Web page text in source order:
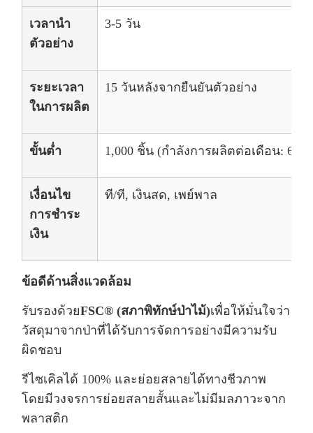
เวลานำ
ตัวอย่าง
3-5 วัน
ระยะเวลา
ในการผลิต
15 วันหลังจากยืนยันตัวอย่าง
ขั้นต่ำ 1,000 ชิ้น (กำลังการผลิตต่อเดือน:
เงื่อนไข
การชำระ
เงิน
ที/ที, เงินสด, เพย์พาล
ข้อดีด้านสิ่งแวดล้อม
รับรองด้วยFSC® (สภาพิทักษ์ป่าไม้)เพื่อให้มั่นใจว่า
วัสดุมาจากป่าที่ได้รับการจัดการอย่างมีความรับ
ผิดชอบ
รีไซเคิลได้ 100% และย่อยสลายได้ทางชีวภาพ
โดยมีวงจรการย่อยสลายสั้นและไม่มีมลภาวะจาก
พลาสติก